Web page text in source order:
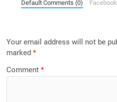
Default Comments (0)
Your email address will not be
marked*
Comment*